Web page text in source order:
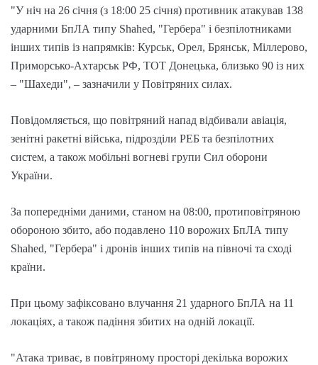
"У ніч на 26 січня (з 18:00 25 січня) противник атакував 138
ударними БпЛА типу Shahed, "Гербера" і безпілотниками
інших типів із напрямків: Курськ, Орел, Брянськ, Міллерово,
Приморсько-Ахтарськ РФ, ТОТ Донецька, близько 90 із них
– "Шахеди", – зазначили у Повітряних силах.
Повідомляється, що повітряний напад відбивали авіація,
зенітні ракетні війська, підрозділи РЕБ та безпілотних
систем, а також мобільні вогневі групи Сил оборони
України.
За попередніми даними, станом на 08:00, протиповітряною
обороною збито, або подавлено 110 ворожих БпЛА типу
Shahed, "Гербера" і дронів інших типів на півночі та сході
країни.
При цьому зафіксовано влучання 21 ударного БпЛА на 11
локаціях, а також падіння збитих на одній локації.
"Атака триває, в повітряному просторі декілька ворожих